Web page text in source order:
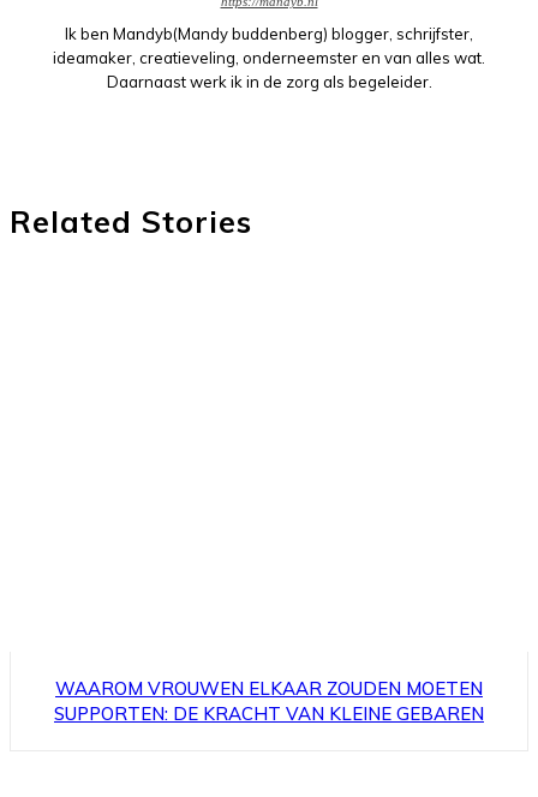
Ik ben Mandyb(Mandy buddenberg) blogger, schrijfster,
ideamaker, creatieveling, onderneemster en van alles wat.
Daarnaast werk ik in de zorg als begeleider.
Related Stories
WAAROM VROUWEN ELKAAR ZOUDEN MOETEN
SUPPORTEN: DE KRACHT VAN KLEINE GEBAREN